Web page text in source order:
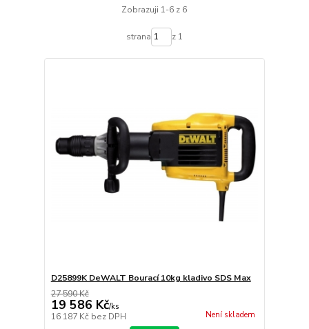
Zobrazuji 1-6 z 6
strana z 1
D25899K DeWALT Bourací 10kg kladivo SDS Max
27 590 Kč
19 586 Kč/ks
16 187 Kč bez DPH Není skladem